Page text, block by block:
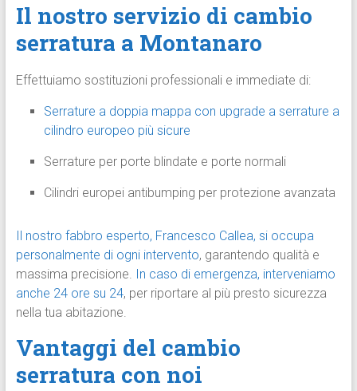
Il nostro servizio di cambio
serratura a Montanaro
Effettuiamo sostituzioni professionali e immediate di:
Serrature a doppia mappa con upgrade a serrature a
cilindro europeo più sicure
Serrature per porte blindate e porte normali
Cilindri europei antibumping per protezione avanzata
Il nostro fabbro esperto, Francesco Callea, si occupa
personalmente di ogni intervento, garantendo qualità e
massima precisione. In caso di emergenza, interveniamo
anche 24 ore su 24, per riportare al più presto sicurezza
nella tua abitazione.
Vantaggi del cambio
serratura con noi